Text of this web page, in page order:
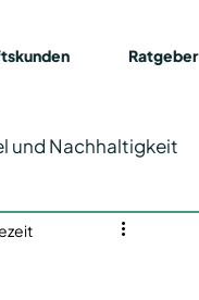
Ratgeber
und Nachhaltigkeit